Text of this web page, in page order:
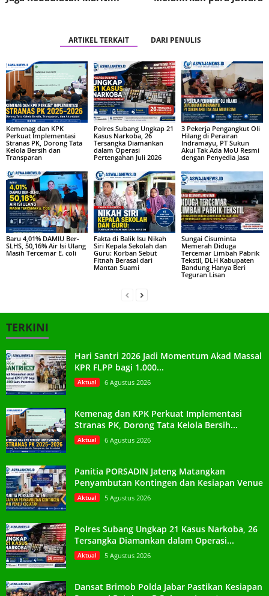
ARTIKEL TERKAIT DARI PENULIS
Kemenag dan KPK
Perkuat Implementasi
Stranas PK, Dorong Tata
Kelola Bersih dan
Transparan
Polres Subang Ungkap 21
Kasus Narkoba, 26
Tersangka Diamankan
dalam Operasi
Pertengahan Juli 2026
3 Pekerja Pengangkut Oli
Hilang di Perairan
Indramayu, PT Sukun
Akui Tak Ada MoU Resmi
dengan Penyedia Jasa
Baru 4,01% DAMIU Ber-
SLHS, 50,16% Air Isi Ulang
Masih Tercemar E. coli
Fakta di Balik Isu Nikah
Siri Kepala Sekolah dan
Guru: Korban Sebut
Fitnah Berasal dari
Mantan Suami
Sungai Cisuminta
Memerah Diduga
Tercemar Limbah Pabrik
Tekstil, DLH Kabupaten
Bandung Hanya Beri
Teguran Lisan
TERKINI
Hari Santri 2026 Jadi Momentum Akad Massal
KPR FLPP bagi 1.000...
Aktual 6 Agustus 2026
Kemenag dan KPK Perkuat Implementasi
Stranas PK, Dorong Tata Kelola Bersih...
Aktual 6 Agustus 2026
Panitia PORSADIN Jateng Matangkan
Penyambutan Kontingen dan Kesiapan Venue
Aktual 5 Agustus 2026
Polres Subang Ungkap 21 Kasus Narkoba, 26
Tersangka Diamankan dalam Operasi...
Aktual 5 Agustus 2026
Dansat Brimob Polda Jabar Pastikan Kesiapan